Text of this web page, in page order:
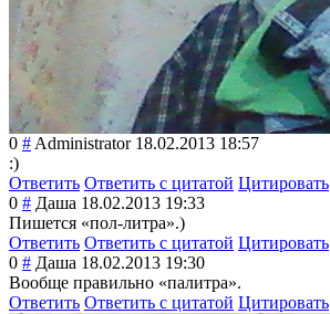
0 # Administrator 18.02.2013 18:57
:)
Ответить Ответить с цитатой Цитировать
0 # Даша 18.02.2013 19:33
Пишется «пол-литра».)
Ответить Ответить с цитатой Цитировать
0 # Даша 18.02.2013 19:30
Вообще правильно «палитра».
Ответить Ответить с цитатой Цитировать